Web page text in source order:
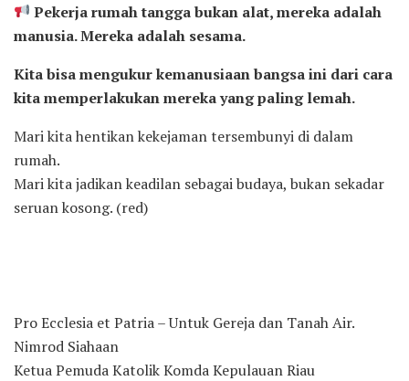
Pekerja rumah tangga bukan alat, mereka adalah
manusia. Mereka adalah sesama.
Kita bisa mengukur kemanusiaan bangsa ini dari cara
kita memperlakukan mereka yang paling lemah.
Mari kita hentikan kekejaman tersembunyi di dalam
rumah.
Mari kita jadikan keadilan sebagai budaya, bukan sekadar
seruan kosong. (red)
Pro Ecclesia et Patria – Untuk Gereja dan Tanah Air.
Nimrod Siahaan
Ketua Pemuda Katolik Komda Kepulauan Riau